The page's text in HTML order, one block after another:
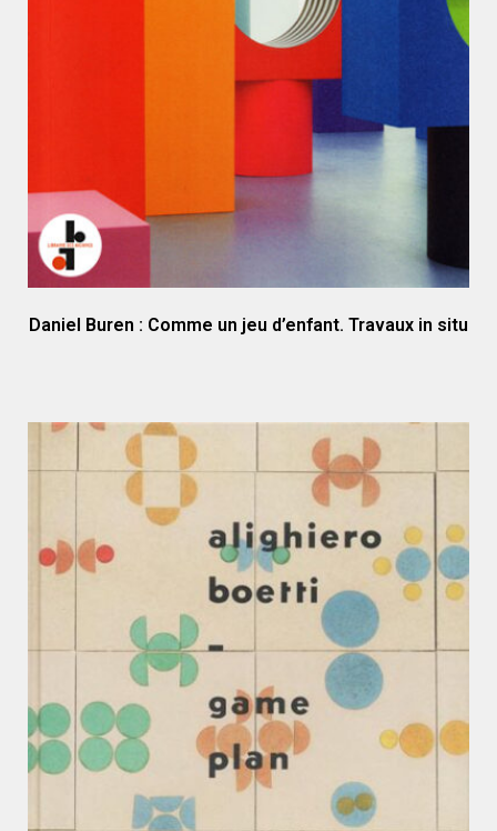
Daniel Buren : Comme un jeu d’enfant. Travaux in situ